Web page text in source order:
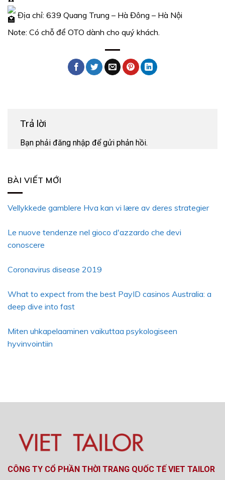
BÀI VIẾT MỚI
Vellykkede gamblere Hva kan vi lære av deres strategier
Le nuove tendenze nel gioco d'azzardo che devi
conoscere
Coronavirus disease 2019
What to expect from the best PayID casinos Australia: a
deep dive into fast
Miten uhkapelaaminen vaikuttaa psykologiseen
hyvinvointiin
Địa chỉ: 639 Quang Trung – Hà Đông – Hà Nội
Note: Có chỗ để OTO dành cho quý khách.
Trả lời
Bạn phải đăng nhập để gửi phản hồi.
CÔNG TY CỔ PHẦN THỜI TRANG QUỐC TẾ VIET TAILOR